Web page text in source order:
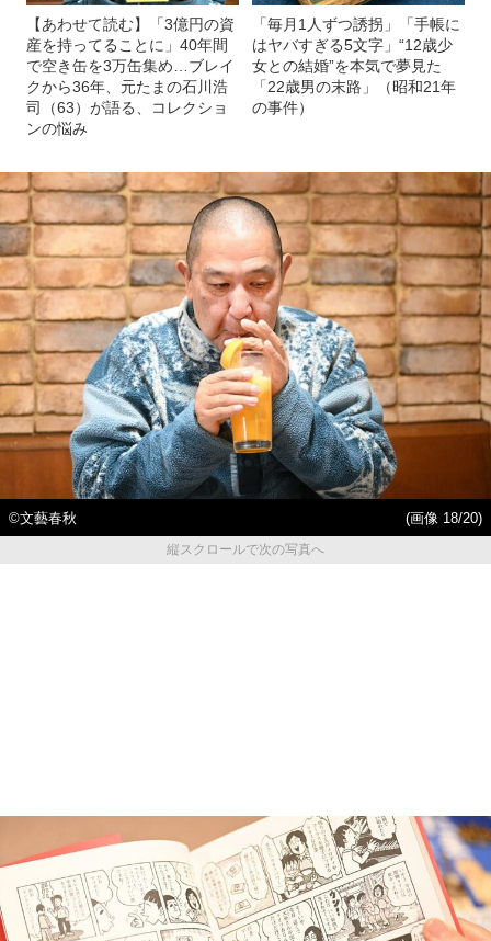
【あわせて読む】「3億円の資
産を持ってることに」40年間
で空き缶を3万缶集め…ブレイ
クから36年、元たまの石川浩
司（63）が語る、コレクショ
ンの悩み
「毎月1人ずつ誘拐」「手帳に
はヤバすぎる5文字」“12歳少
女との結婚”を本気で夢見た
「22歳男の末路」（昭和21年
の事件）
©︎文藝春秋
(画像 18/20)
縦スクロールで次の写真へ